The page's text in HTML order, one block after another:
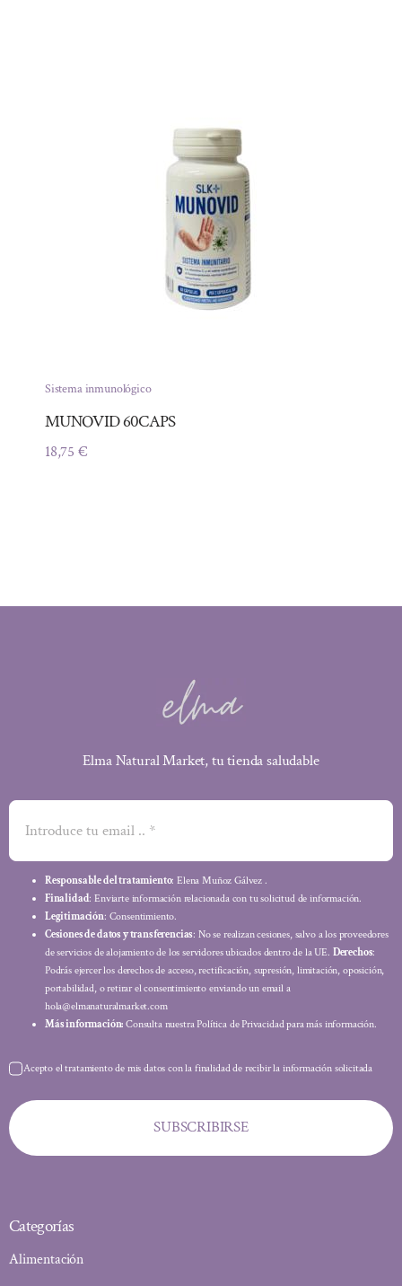
Sistema inmunológico
MUNOVID 60CAPS
18,75 €
Elma Natural Market, tu tienda saludable
Responsable del tratamiento: Elena Muñoz Gálvez .
Finalidad: Enviarte información relacionada con tu solicitud de información.
Legitimación: Consentimiento.
Cesiones de datos y transferencias: No se realizan cesiones, salvo a los proveedores
de servicios de alojamiento de los servidores ubicados dentro de la UE. Derechos:
Podrás ejercer los derechos de acceso, rectificación, supresión, limitación, oposición,
portabilidad, o retirar el consentimiento enviando un email a
hola@elmanaturalmarket.com
Más información: Consulta nuestra Política de Privacidad para más información.
Acepto el tratamiento de mis datos con la finalidad de recibir la información solicitada
SUBSCRIBIRSE
Categorías
Alimentación